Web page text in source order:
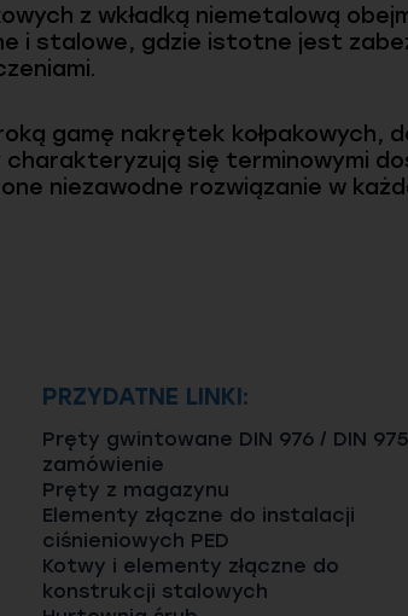
z wkładką niemetalową
i stalowe, gdzie istotne jest
gamę nakrętek kołpakowych,
się terminowymi
niezawodne rozwiązanie w
PRZYDATNE LINKI:
Pręty gwintowane DIN 976 / DIN
zamówienie
Pręty z magazynu
Elementy złączne do instalacji
ciśnieniowych PED
Kotwy i elementy złączne do
konstrukcji stalowych